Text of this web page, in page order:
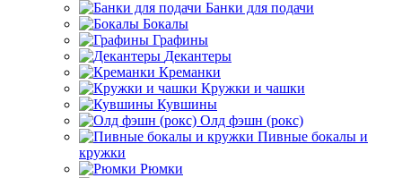
Банки для подачи
Бокалы
Графины
Декантеры
Креманки
Кружки и чашки
Кувшины
Олд фэшн (рокс)
Пивные бокалы и
кружки
Рюмки